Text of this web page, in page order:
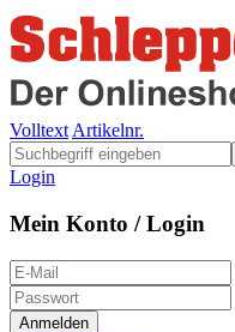
Volltext Artikelnr.
Login
Mein Konto / Login